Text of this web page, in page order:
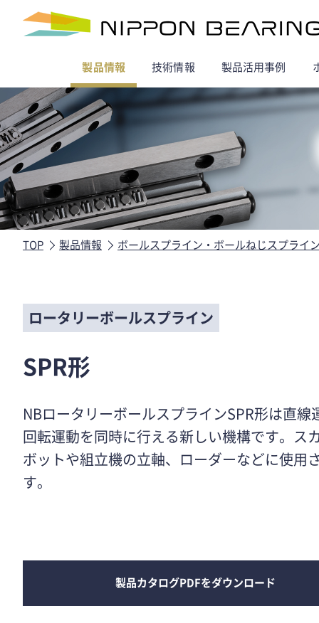
製品情報 技術情報 製品活用事例
TOP 製品情報 ボールスプライン・ボールねじスプライ
ロータリーボールスプライン
SPR形
NBロータリーボールスプラインSPR形は直線
回転運動を同時に行える新しい機構です。ス
ボットや組立機の立軸、ローダーなどに使用
す。
製品カタログPDFをダウンロード